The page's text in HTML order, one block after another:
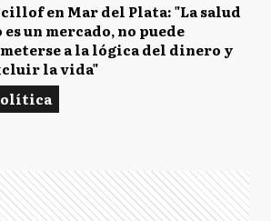
en Mar del Plata: "La salud
es un mercado, no puede
a la lógica del dinero y
la vida"